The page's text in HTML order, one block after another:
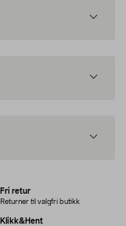
Fri retur
Returner til valgfri butikk
Klikk&Hent